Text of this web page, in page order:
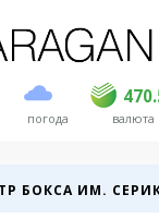
погода
покупка
USD 469
EUR валюта
БОКСА ИМ.